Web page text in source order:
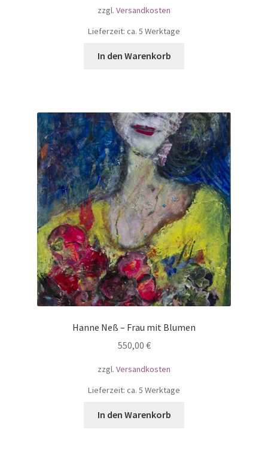
zzgl. Versandkosten
Lieferzeit: ca. 5 Werktage
In den Warenkorb
Hanne Neß – Frau mit Blumen
550,00 €
zzgl. Versandkosten
Lieferzeit: ca. 5 Werktage
In den Warenkorb